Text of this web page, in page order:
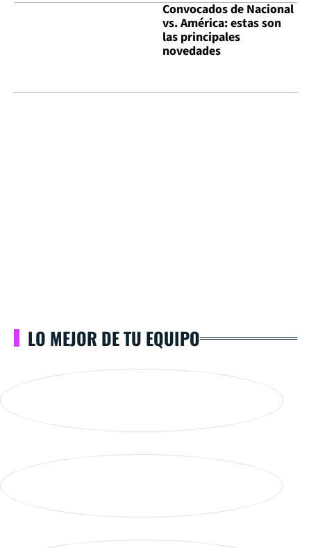
Convocados de Nacional
vs. América: estas son
las principales
novedades
LO MEJOR DE TU EQUIPO